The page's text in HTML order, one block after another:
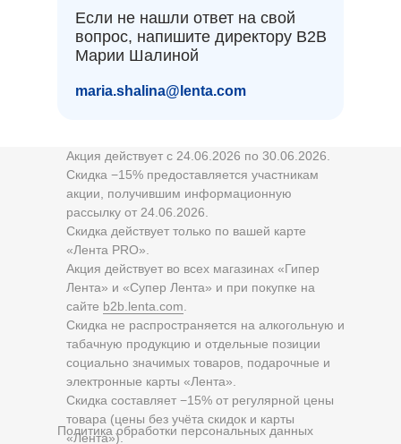
Если не нашли ответ на свой
вопрос, напишите директору B2B
Марии Шалиной
maria.shalina@lenta.com
Политика обработки персональных данных
Акция действует с 24.06.2026 по 30.06.2026.
Скидка −15% предоставляется участникам
акции, получившим информационную
рассылку от 24.06.2026.
Скидка действует только по вашей карте
«Лента PRO».
Акция действует во всех магазинах «Гипер
Лента» и «Супер Лента» и при покупке на
сайте b2b.lenta.com
Скидка не распространяется на алкогольную и
табачную продукцию и отдельные позиции
социально значимых товаров, подарочные и
электронные карты «Лента».
Скидка составляет −15% от регулярной цены
товара (цены без учёта скидок и карты
«Лента»).